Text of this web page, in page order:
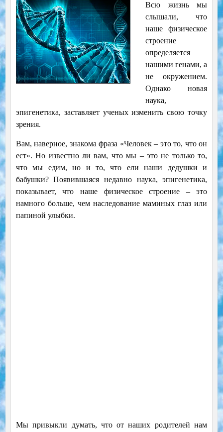
Всю жизнь мы
слышали, что
наше физическое
строение
определяется
нашими генами, а
не окружением.
Однако новая
наука,
эпигенетика, заставляет ученых изменить свою точку
зрения.
Вам, наверное, знакома фраза «Человек – это то, что он
ест». Но известно ли вам, что мы – это не только то,
что мы едим, но и то, что ели наши дедушки и
бабушки? Появившаяся недавно наука, эпигенетика,
показывает, что наше физическое строение – это
намного больше, чем наследование маминых глаз или
папиной улыбки.
Мы привыкли думать, что от наших родителей нам